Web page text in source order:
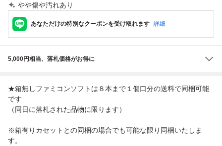
やや傷や汚れあり
あなただけの特別なクーポンを受け取れます 詳細
5,000円相当、落札価格がお得に
★箱無しファミコンソフトは８本まで１個口分の送料で同梱可能
です
（同日に落札された品物に限ります）
※箱有りカセットとの同梱の場合でも可能な限り同梱いたしま
す。